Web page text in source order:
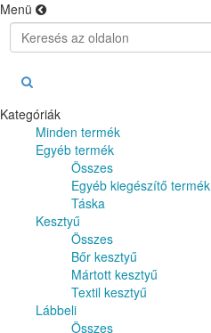
Menü
Kategóriák
Minden termék
Egyéb termék
Összes
Egyéb kiegészítő termék
Táska
Kesztyű
Összes
Bőr kesztyű
Mártott kesztyű
Textil kesztyű
Lábbeli
Összes